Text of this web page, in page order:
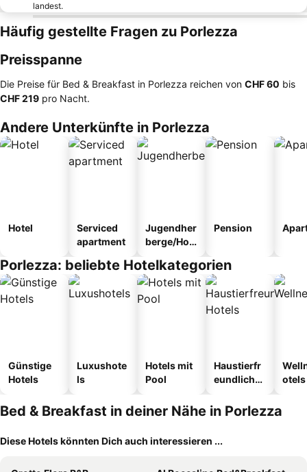
landest.
Häufig gestellte Fragen zu Porlezza
Preisspanne
Die Preise für Bed & Breakfast in Porlezza reichen von ‎CHF 60 bis
‎CHF 219 pro Nacht.
Andere Unterkünfte in Porlezza
Hotel
Serviced
apartment
Jugendher
berge/Hos
Pension
Porlezza: beliebte Hotelkategorien
Günstige
Hotels
Luxushote
ls
Hotels mit
Pool
Haustierfr
eundliche
otels
Bed & Breakfast in deiner Nähe in Porlezza
Diese Hotels könnten Dich auch interessieren ...